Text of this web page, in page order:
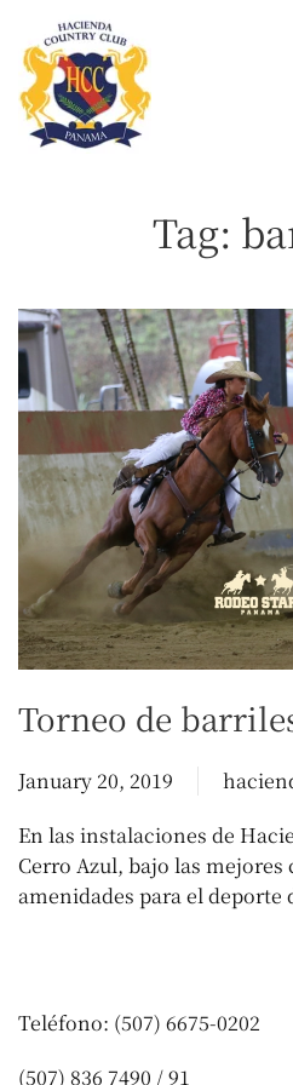
Skip
to
main
content
Tag:
Torneo de
January 20, 2019
En las instalaciones de
Cerro Azul, bajo las
amenidades para el deporte
Teléfono: (507) 6675-0202
(507) 836 7490 / 91